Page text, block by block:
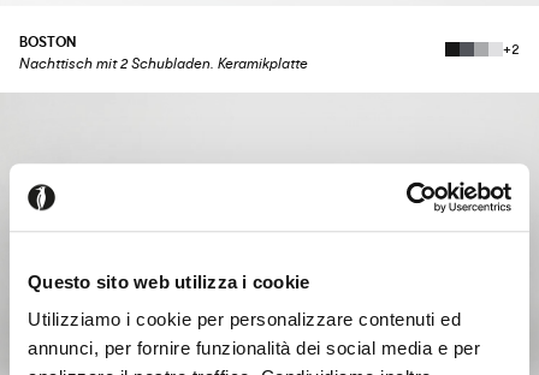
Questo sito web utilizza i cookie
Utilizziamo i cookie per personalizzare contenuti ed
annunci, per fornire funzionalità dei social media e per
BOSTON
Nachttisch mit 2 Schubladen. Keramikplatte
+2